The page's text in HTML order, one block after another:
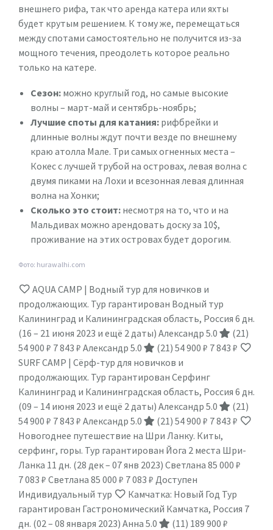
внешнего рифа, так что аренда катера или яхты
будет крутым решением. К тому же, перемещаться
между спотами самостоятельно не получится из-за
мощного течения, преодолеть которое реально
только на катере.
Сезон: можно круглый год, но самые высокие
волны – март-май и сентябрь-ноябрь;
Лучшие споты для катания: рифбрейки и
длинные волны ждут почти везде по внешнему
краю атолла Мале. Три самых огненных места –
Кокес с лучшей трубой на островах, левая волна с
двумя пиками на Лохи и всезонная левая длинная
волна на Хонки;
Сколько это стоит: несмотря на то, что и на
Мальдивах можно арендовать доску за 10$,
проживание на этих островах будет дорогим.
Фото: hurawalhi.com
AQUA CAMP | Водный тур для новичков и
продолжающих. Тур гарантирован Водный тур
Калининград и Калининградская область, Россия 6 дн.
(16 – 21 июня 2023 и ещё 2 даты) Александр 5.0
(21)
54 900 ₽ 7 843 ₽ Александр 5.0 (21) 54 900 ₽ 7 843 ₽
SURF CAMP | Сёрф-тур для новичков и
продолжающих. Тур гарантирован Серфинг
Калининград и Калининградская область, Россия 6 дн.
(09 – 14 июня 2023 и ещё 2 даты) Александр 5.0
(21)
54 900 ₽ 7 843 ₽ Александр 5.0 (21) 54 900 ₽ 7 843 ₽
Новогоднее путешествие на Шри Ланку. Киты,
серфинг, горы. Тур гарантирован Йога 2 места Шри-
Ланка 11 дн. (28 дек – 07 янв 2023) Светлана 85 000 ₽
7 083 ₽ Светлана 85 000 ₽ 7 083 ₽ Доступен
Индивидуальный тур
Камчатка: Новый Год Тур
гарантирован Гастрономический Камчатка, Россия 7
дн. (02 – 08 января 2023) Анна 5.0 (11) 189 900 ₽